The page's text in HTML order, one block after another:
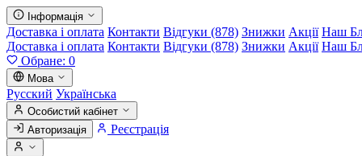
Інформація
Доставка і оплата Контакти Відгуки (878) Знижки Акції Наш
Доставка і оплата Контакти Відгуки (878) Знижки Акції Наш
Обране: 0
Мова
Русский Українська
Особистий кабінет
Авторизація
Реєстрація